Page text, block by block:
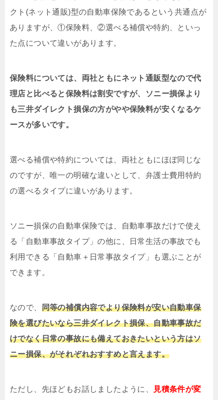
クト(ネット通販)型の自動車保険であるという共通点が
ありますが、①保険料、②選べる補償や特約、といっ
た点について違いがあります。
保険料については、両社ともにネット通販型なので代
理店と比べると保険料は割安ですが、ソニー損保より
も三井ダイレクト損保の方がやや保険料が安くなるケ
ースが多いです。
選べる補償や特約については、両社ともにほぼ同じな
のですが、唯一の明確な違いとして、弁護士費用特約
の選べるタイプに違いがあります。
ソニー損保の自動車保険では、自動車事故だけで使え
る「自動車事故タイプ」の他に、日常生活の事故でも
利用できる「自動車＋日常事故タイプ」も選ぶことが
できます。
なので、 同等の補償内容でより保険料が安い自動車保
険を選びたいなら三井ダイレクト損保、自動車事故だ
けでなく日常の事故にも備えておきたいという方はソ
ニー損保、がそれぞれおすすめと言えます。
ただし、先ほどもお話しましたように、
見積条件が変